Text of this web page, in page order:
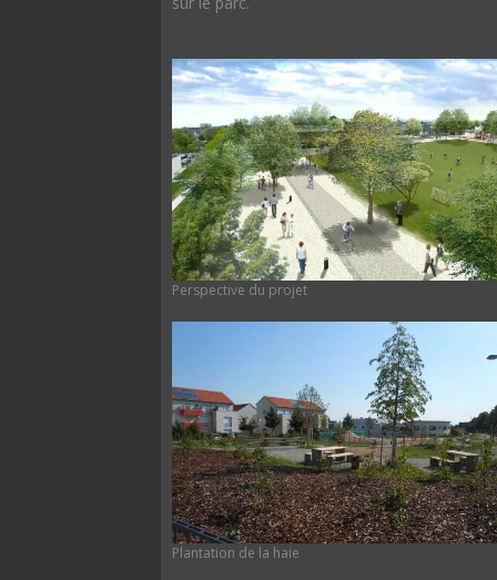
Perspective du projet
Plantation de la haie